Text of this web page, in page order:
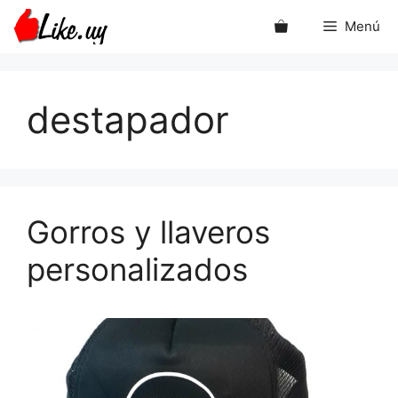
Saltar
Menú
destapador
Gorros y llaveros
personalizados